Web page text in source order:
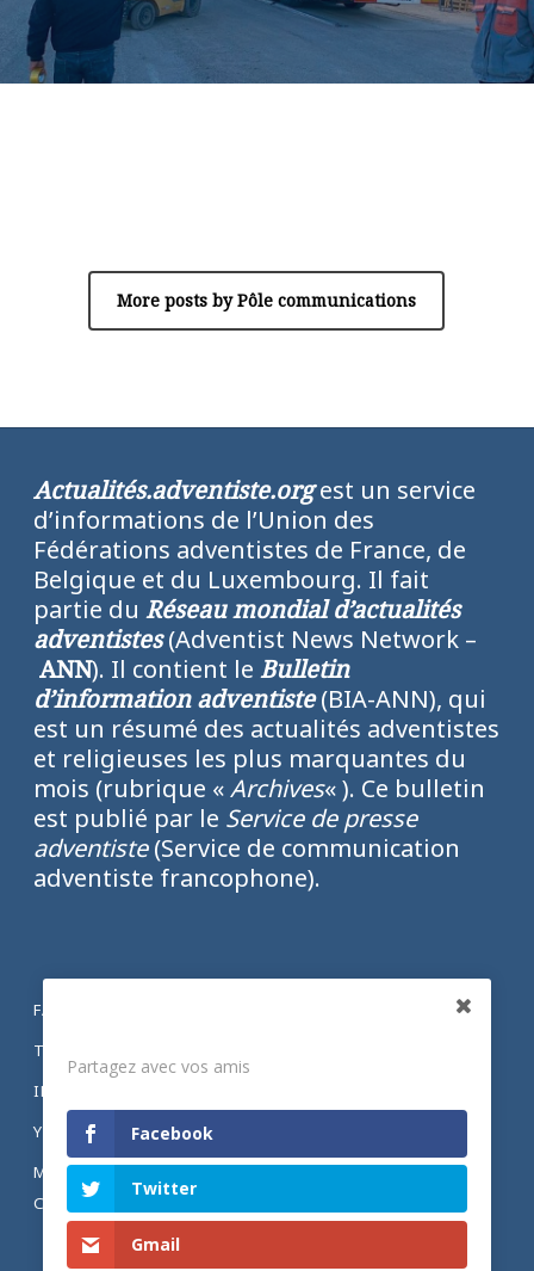
More posts by Pôle communications
Actualités.adventiste.orgest un service
d’informations de l’Union des
Fédérations adventistes de France, de
Belgique et du Luxembourg. Il fait
partie du Réseau mondial d’actualités
adventistes(Adventist News Network –
ANN). Il contient le Bulletin
d’information adventiste(BIA-ANN), qui
est un résumé des actualités adventistes
et religieuses les plus marquantes du
mois (rubrique «Archives« ). Ce bulletin
est publié par le Service de presse
adventiste(Service de communication
adventiste francophone).
FACEBOOK
TWITTER
INSTAGRAM
YOUTUBE
MENTIONS LÉGALES ET POLITIQUE DE
CONFIDENTIALITÉ
Partagez avec vos amis
Facebook
Twitter
Gmail